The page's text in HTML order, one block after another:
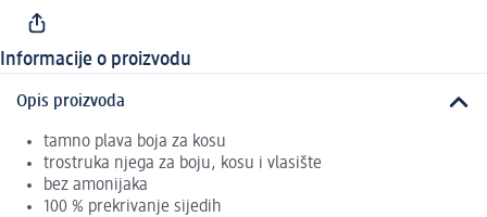
Informacije o proizvodu
Opis proizvoda
tamno plava boja za kosu
trostruka njega za boju, kosu i vlasište
bez amonijaka
100 % prekrivanje sijedih